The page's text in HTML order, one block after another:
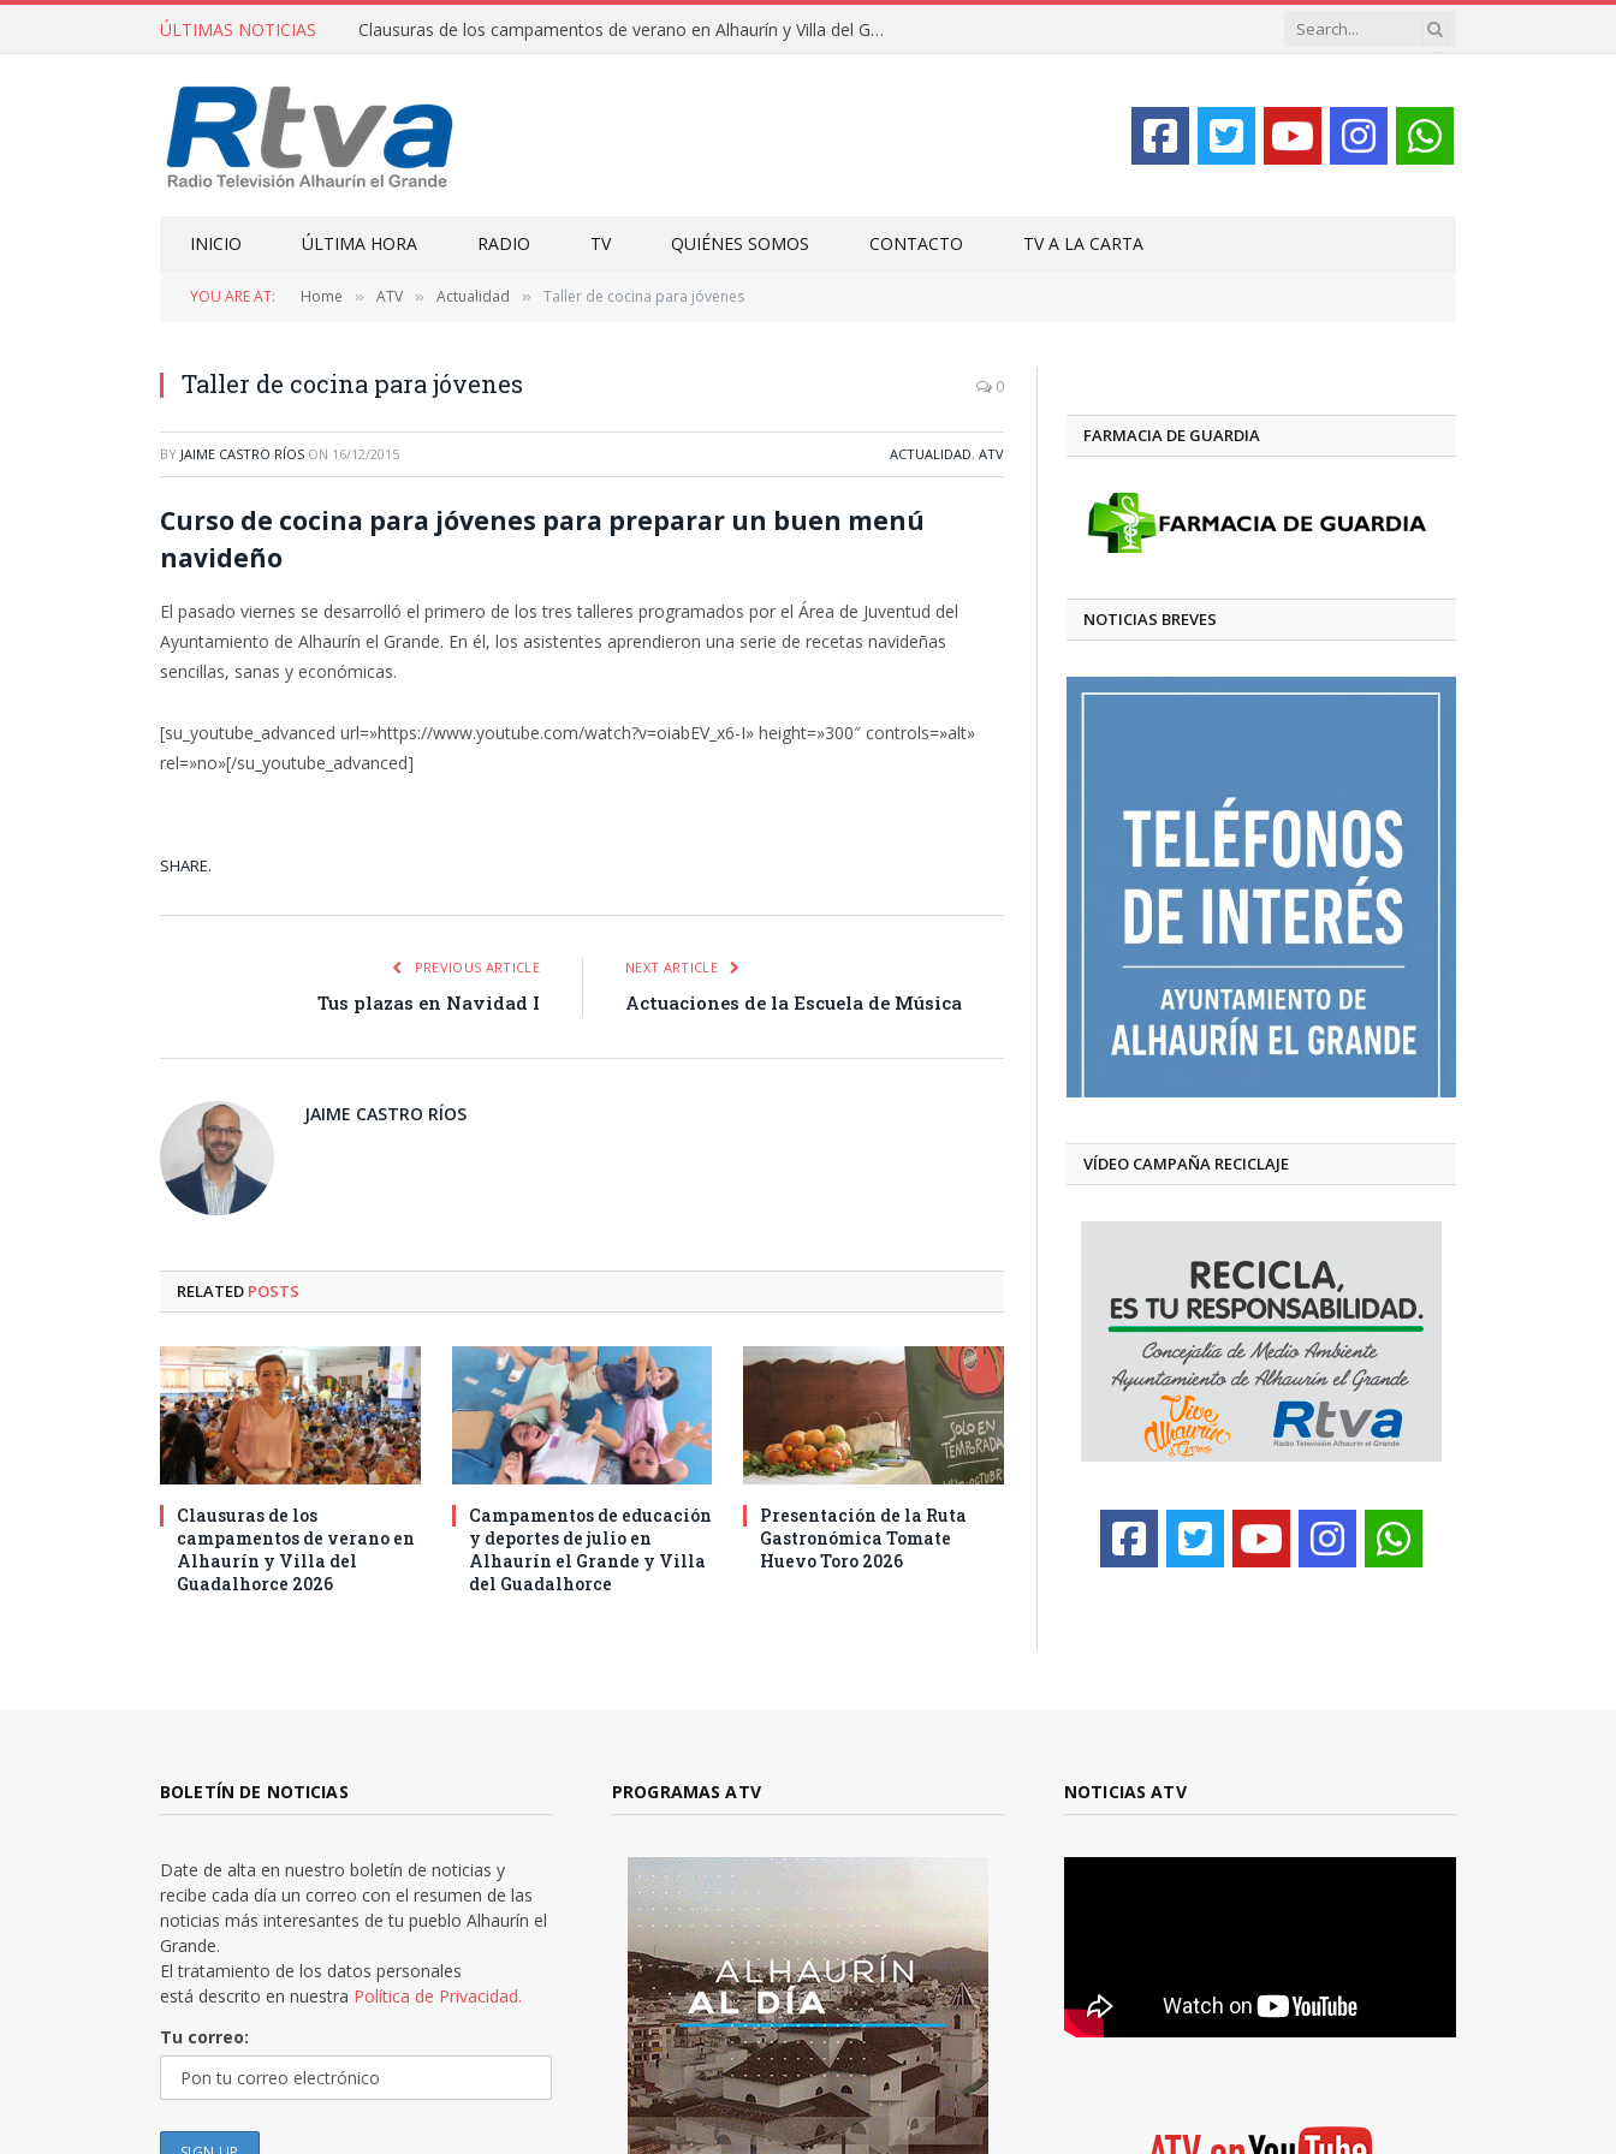
ÚLTIMAS NOTICIAS Clausuras de los campamentos de verano en Alhaurín y Villa del Guadalhorce 2026
INICIO ÚLTIMA HORA RADIO TV QUIÉNES SOMOS CONTACTO TV A LA CARTA
YOU ARE AT: Home » ATV » Actualidad » Taller de cocina para jóvenes
Taller de cocina para jóvenes 0
BY JAIME CASTRO RÍOS ON 16/12/2015 ACTUALIDAD, ATV
Curso de cocina para jóvenes para preparar un buen menú
navideño
El pasado viernes se desarrolló el primero de los tres talleres programados por el Área de Juventud del
Ayuntamiento de Alhaurín el Grande. En él, los asistentes aprendieron una serie de recetas navideñas
sencillas, sanas y económicas.
[su_youtube_advanced url=»https://www.youtube.com/watch?v=oiabEV_x6-I» height=»300″ controls=»alt»
rel=»no»[/su_youtube_advanced]
SHARE.
PREVIOUS ARTICLE
Tus plazas en Navidad I
NEXT ARTICLE
Actuaciones de la Escuela de Música
JAIME CASTRO RÍOS
RELATED POSTS
Clausuras de los
campamentos de verano en
Alhaurín y Villa del
Guadalhorce 2026
Campamentos de educación
y deportes de julio en
Alhaurín el Grande y Villa
del Guadalhorce
Presentación de la Ruta
Gastronómica Tomate
Huevo Toro 2026
FARMACIA DE GUARDIA
NOTICIAS BREVES
VÍDEO CAMPAÑA RECICLAJE
BOLETÍN DE NOTICIAS
Date de alta en nuestro boletín de noticias y
recibe cada día un correo con el resumen de las
noticias más interesantes de tu pueblo Alhaurín el
Grande.
El tratamiento de los datos personales
está descrito en nuestra Política de Privacidad.
Tu correo:
PROGRAMAS ATV NOTICIAS ATV